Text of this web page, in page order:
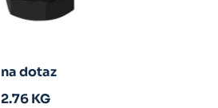
na dotaz
2.76 KG